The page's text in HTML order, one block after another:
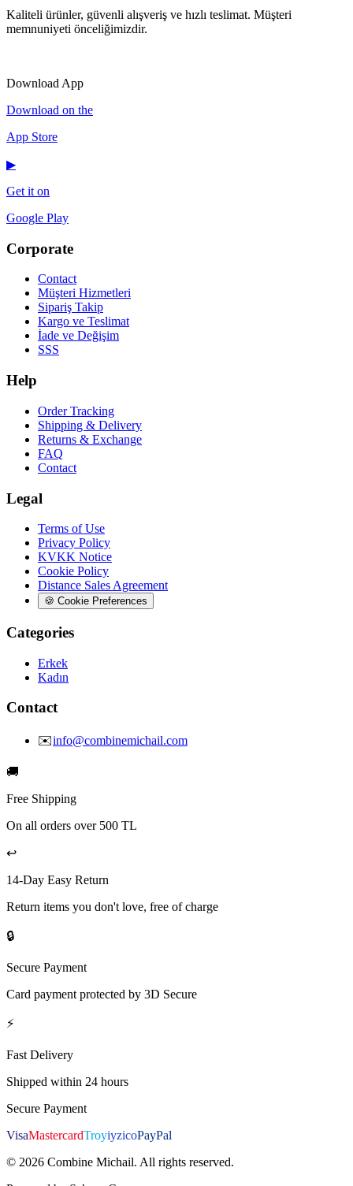
Kaliteli ürünler, güvenli alışveriş ve hızlı teslimat. Müşteri
memnuniyeti önceliğimizdir.
Download App
Download on the
App Store
▶
Get it on
Google Play
Corporate
Contact
Müşteri Hizmetleri
Sipariş Takip
Kargo ve Teslimat
İade ve Değişim
SSS
Help
Order Tracking
Shipping & Delivery
Returns & Exchange
FAQ
Contact
Legal
Terms of Use
Privacy Policy
KVKK Notice
Cookie Policy
Distance Sales Agreement
🍪 Cookie Preferences
Categories
Erkek
Kadın
Contact
✉️info@combinemichail.com
🚚
Free Shipping
On all orders over 500 TL
↩️
14-Day Easy Return
Return items you don't love, free of charge
🔒
Secure Payment
Card payment protected by 3D Secure
⚡
Fast Delivery
Shipped within 24 hours
Secure Payment
VisaMastercardTroyiyzicoPayPal
© 2026 Combine Michail. All rights reserved.